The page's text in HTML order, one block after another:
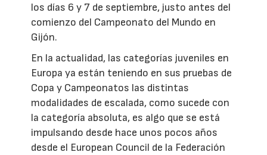
los días 6 y 7 de septiembre, justo antes del
comienzo del Campeonato del Mundo en
Gijón.
En la actualidad, las categorías juveniles en
Europa ya están teniendo en sus pruebas de
Copa y Campeonatos las distintas
modalidades de escalada, como sucede con
la categoría absoluta, es algo que se está
impulsando desde hace unos pocos años
desde el European Council de la Federación